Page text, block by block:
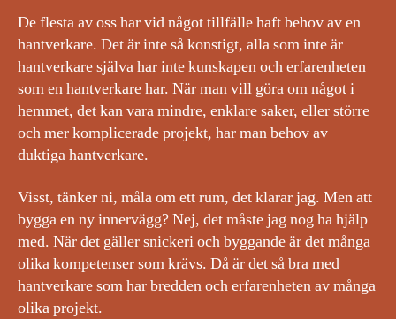
De flesta av oss har vid något tillfälle haft behov av en
hantverkare. Det är inte så konstigt, alla som inte är
hantverkare själva har inte kunskapen och erfarenheten
som en hantverkare har. När man vill göra om något i
hemmet, det kan vara mindre, enklare saker, eller större
och mer komplicerade projekt, har man behov av
duktiga hantverkare.
Visst, tänker ni, måla om ett rum, det klarar jag. Men att
bygga en ny innervägg? Nej, det måste jag nog ha hjälp
med. När det gäller snickeri och byggande är det många
olika kompetenser som krävs. Då är det så bra med
hantverkare som har bredden och erfarenheten av många
olika projekt.